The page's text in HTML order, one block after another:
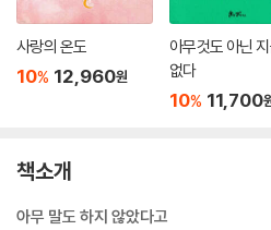
사랑의 온도
10% 12,960원
아무것도 아닌
없다
10% 11,700
책소개
아무 말도 하지 않았다고